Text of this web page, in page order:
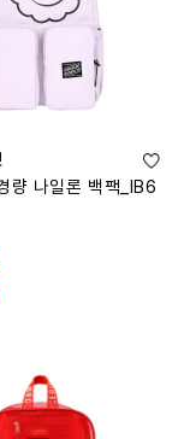
량 나일론 백팩_IB6